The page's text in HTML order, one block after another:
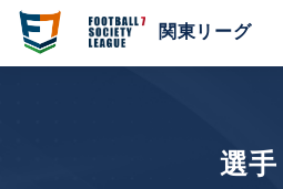
関東リーグ
選手